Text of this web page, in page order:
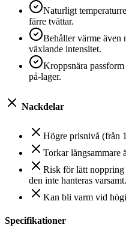
Naturligt
färre tvättar.
Behåller värme
växlande intensitet.
Kroppsnära
på-lager.
Nackdelar
Högre prisnivå (från
Torkar långsammare
Risk för lätt
den inte hanteras varsamt.
Kan bli varm vid
Specifikationer